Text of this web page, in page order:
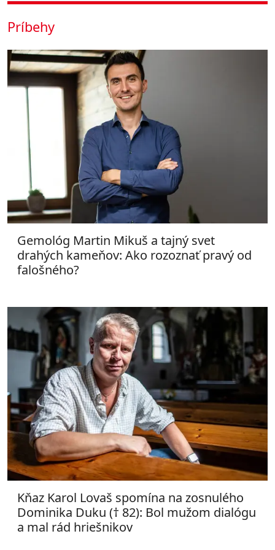
Príbehy
Gemológ Martin Mikuš a tajný svet
drahých kameňov: Ako rozoznať pravý od
falošného?
Kňaz Karol Lovaš spomína na zosnulého
Dominika Duku († 82): Bol mužom dialógu
a mal rád hriešnikov